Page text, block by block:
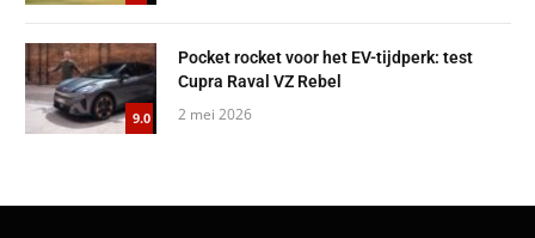
9.0
Pocket rocket voor het EV-tijdperk: test
Cupra Raval VZ Rebel
2 mei 2026